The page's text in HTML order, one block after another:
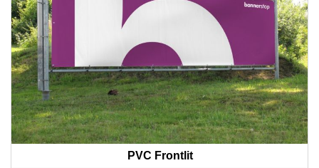
PVC Frontlit